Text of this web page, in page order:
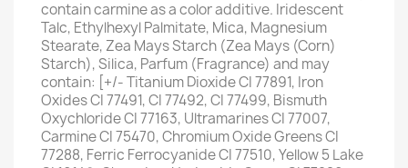
contain carmine as a color additive. Iridescent
Talc, Ethylhexyl Palmitate, Mica, Magnesium
Stearate, Zea Mays Starch (Zea Mays (Corn)
Starch), Silica, Parfum (Fragrance) and may
contain: [+/- Titanium Dioxide CI 77891, Iron
Oxides CI 77491, CI 77492, CI 77499, Bismuth
Oxychloride CI 77163, Ultramarines CI 77007,
Carmine CI 75470, Chromium Oxide Greens CI
77288, Ferric Ferrocyanide CI 77510, Yellow 5 Lake